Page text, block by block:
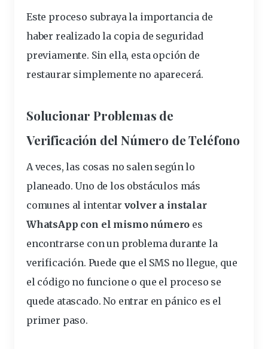
Este proceso subraya la importancia de
haber realizado la copia de seguridad
previamente. Sin ella, esta opción de
restaurar simplemente no aparecerá.
Solucionar Problemas de
Verificación del Número de Teléfono
A veces, las cosas no salen según lo
planeado. Uno de los obstáculos más
comunes al intentar volver a instalar
WhatsApp con el mismo número es
encontrarse con un problema durante la
verificación. Puede que el SMS no llegue, que
el código no funcione o que el proceso se
quede atascado. No entrar en pánico es el
primer paso.